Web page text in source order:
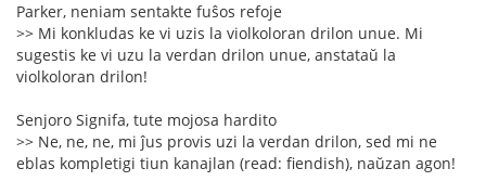
Parker, neniam sentakte fuŝos refoje
>> Mi konkludas ke vi uzis la violkoloran drilon unue. Mi
sugestis ke vi uzu la verdan drilon unue, anstataŭ la
violkoloran drilon!
Senjoro Signifa, tute mojosa hardito
>> Ne, ne, ne, mi ĵus provis uzi la verdan drilon, sed mi ne
eblas kompletigi tiun kanajlan (read: fiendish), naŭzan agon!